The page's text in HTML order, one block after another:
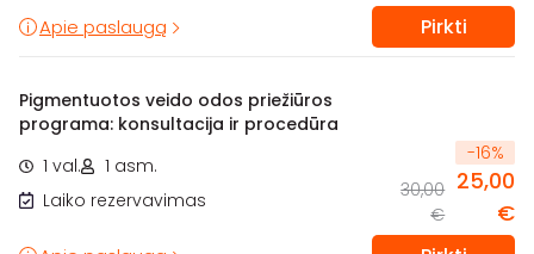
Apie paslaugą Pirkti
Pigmentuotos veido odos priežiūros
programa: konsultacija ir procedūra
1 val.
1 asm.
Laiko rezervavimas
-16%
30,00
€
25,00
€